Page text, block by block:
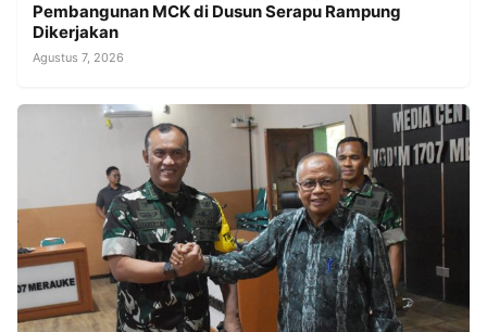
Pembangunan MCK di Dusun Serapu Rampung
Dikerjakan
Agustus 7, 2026